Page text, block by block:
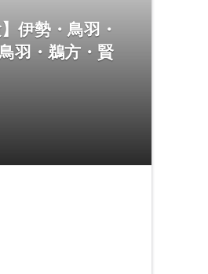
伊勢・鳥羽・
羽・鵜方・賢